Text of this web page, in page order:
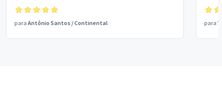
para Antônio Santos /Continental para